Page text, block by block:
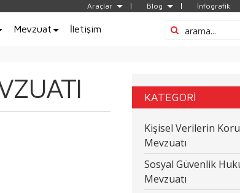
Araçlar Blog İnfografik
Mevzuat İletişim
KATEGORİ
Kişisel Verilerin
Mevzuatı
Sosyal Güvenlik
Mevzuatı